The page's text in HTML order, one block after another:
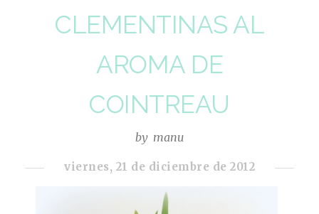
CLEMENTINAS AL
AROMA DE
COINTREAU
by manu
viernes, 21 de diciembre de 2012